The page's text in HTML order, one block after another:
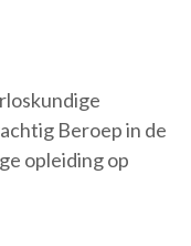
Beroep in de
opleiding op